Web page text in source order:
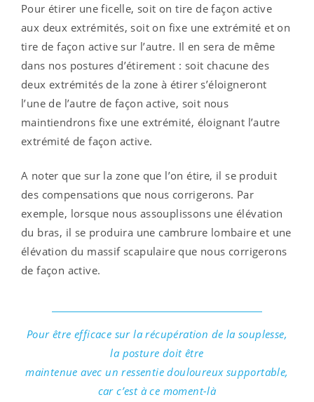
Pour étirer une ficelle, soit on tire de façon active
aux deux extrémités, soit on fixe une extrémité et on
tire de façon active sur l’autre. Il en sera de même
dans nos postures d’étirement : soit chacune des
deux extrémités de la zone à étirer s’éloigneront
l’une de l’autre de façon active, soit nous
maintiendrons fixe une extrémité, éloignant l’autre
extrémité de façon active.
A noter que sur la zone que l’on étire, il se produit
des compensations que nous corrigerons. Par
exemple, lorsque nous assouplissons une élévation
du bras, il se produira une cambrure lombaire et une
élévation du massif scapulaire que nous corrigerons
de façon active.
Pour être efficace sur la récupération de la souplesse,
la posture doit être
maintenue avec un ressentie douloureux supportable,
car c’est à ce moment-là